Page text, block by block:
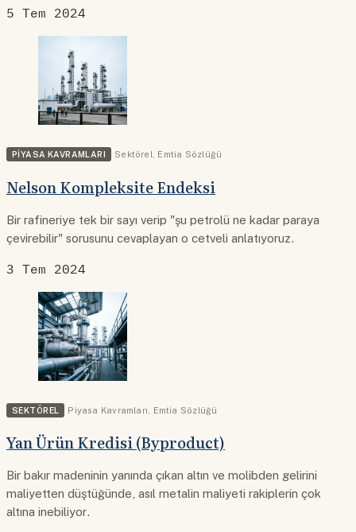
5 Tem 2024
PIYASA KAVRAMLARI Sektörel, Emtia Sözlüğü
Nelson Kompleksite Endeksi
Bir rafineriye tek bir sayı verip "şu petrolü ne kadar paraya
çevirebilir" sorusunu cevaplayan o cetveli anlatıyoruz.
3 Tem 2024
SEKTÖREL Piyasa Kavramları Emtia Sözlüğü
Yan Ürün Kredisi (Byproduct)
Bir bakır madeninin yanında çıkan altın ve molibden gelirini
maliyetten düştüğünde, asıl metalin maliyeti rakiplerin çok
altına inebiliyor.